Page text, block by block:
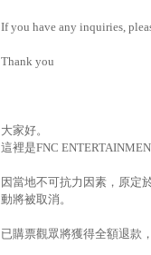
If you have any inquiries,
Thank you
大家好。
這裡是FNC
因當地不可抗力因素，原定
動將被取消。
已購票觀眾將獲得全額退款